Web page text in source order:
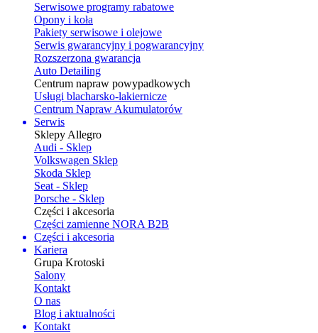
Serwisowe programy rabatowe
Opony i koła
Pakiety serwisowe i olejowe
Serwis gwarancyjny i pogwarancyjny
Rozszerzona gwarancja
Auto Detailing
Centrum napraw powypadkowych
Usługi blacharsko-lakiernicze
Centrum Napraw Akumulatorów
Serwis
Sklepy Allegro
Audi - Sklep
Volkswagen Sklep
Skoda Sklep
Seat - Sklep
Porsche - Sklep
Części i akcesoria
Części zamienne NORA B2B
Części i akcesoria
Kariera
Grupa Krotoski
Salony
Kontakt
O nas
Blog i aktualności
Kontakt